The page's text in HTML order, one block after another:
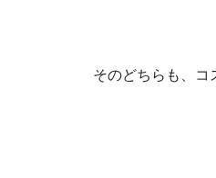
そのどちらも、コ